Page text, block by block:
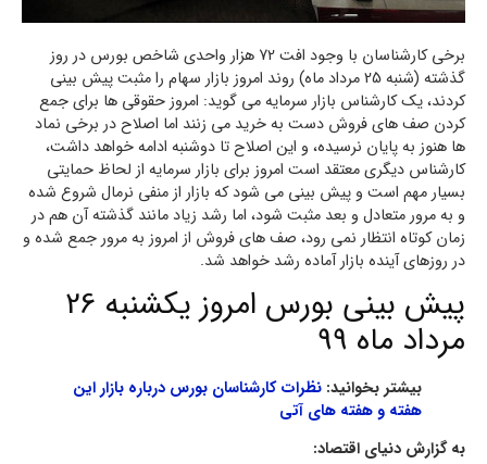
برخی کارشناسان با وجود افت 72 هزار واحدی شاخص بورس در روز
گذشته (شنبه 25 مرداد ماه) روند امروز بازار سهام را مثبت پیش بینی
کردند، یک کارشناس بازار سرمایه می گوید: امروز حقوقی ها برای جمع
کردن صف های فروش دست به خرید می زنند اما اصلاح در برخی نماد
ها هنوز به پایان نرسیده، و این اصلاح تا دوشنبه ادامه خواهد داشت،
کارشناس دیگری معتقد است امروز برای بازار سرمایه از لحاظ حمایتی
بسیار مهم است و پیش بینی می شود که بازار از منفی نرمال شروع شده
و به مرور متعادل و بعد مثبت شود، اما رشد زیاد مانند گذشته آن هم در
زمان کوتاه انتظار نمی رود، صف های فروش از امروز به مرور جمع شده و
در روزهای آینده بازار آماده رشد خواهد شد.
پیش بینی بورس امروز یکشنبه 26
مرداد ماه 99
بیشتر بخوانید: نظرات کارشناسان بورس درباره بازار این
هفته و هفته های آتی
به گزارش دنیای اقتصاد: